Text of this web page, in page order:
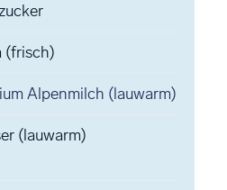
(frisch)
Alpenmilch (lauwarm)
(lauwarm)